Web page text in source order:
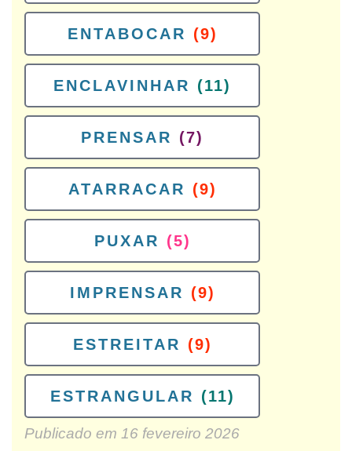
ENTABOCAR (9)
ENCLAVINHAR (11)
PRENSAR (7)
ATARRACAR (9)
PUXAR (5)
IMPRENSAR (9)
ESTREITAR (9)
ESTRANGULAR (11)
Publicado em 16 fevereiro 2026